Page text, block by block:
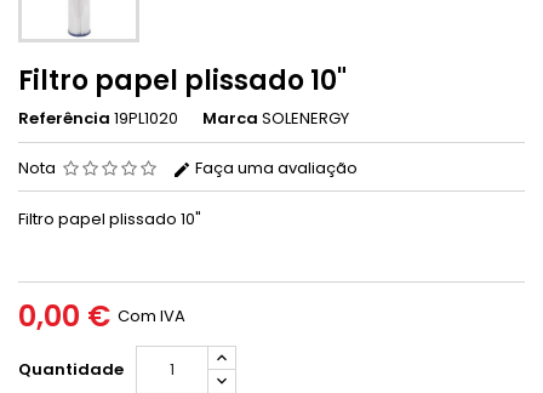
Filtro papel plissado 10"
Referência 19PL1020 Marca SOLENERGY
Nota Faça uma avaliação
Filtro papel plissado 10"
0,00 € Com IVA
Quantidade